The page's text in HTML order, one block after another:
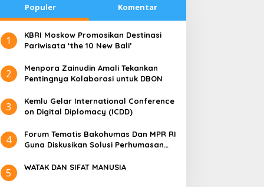
Populer Komentar
1
​KBRI Moskow Promosikan Destinasi
Pariwisata ‘the 10 New Bali’
2
​Menpora Zainudin Amali Tekankan
Pentingnya Kolaborasi untuk DBON
3
​Kemlu Gelar International Conference
on Digital Diplomacy (ICDD)
4
Forum Tematis Bakohumas Dan MPR RI
Guna Diskusikan Solusi Perhumasan
Masing
5 WATAK DAN SIFAT MANUSIA